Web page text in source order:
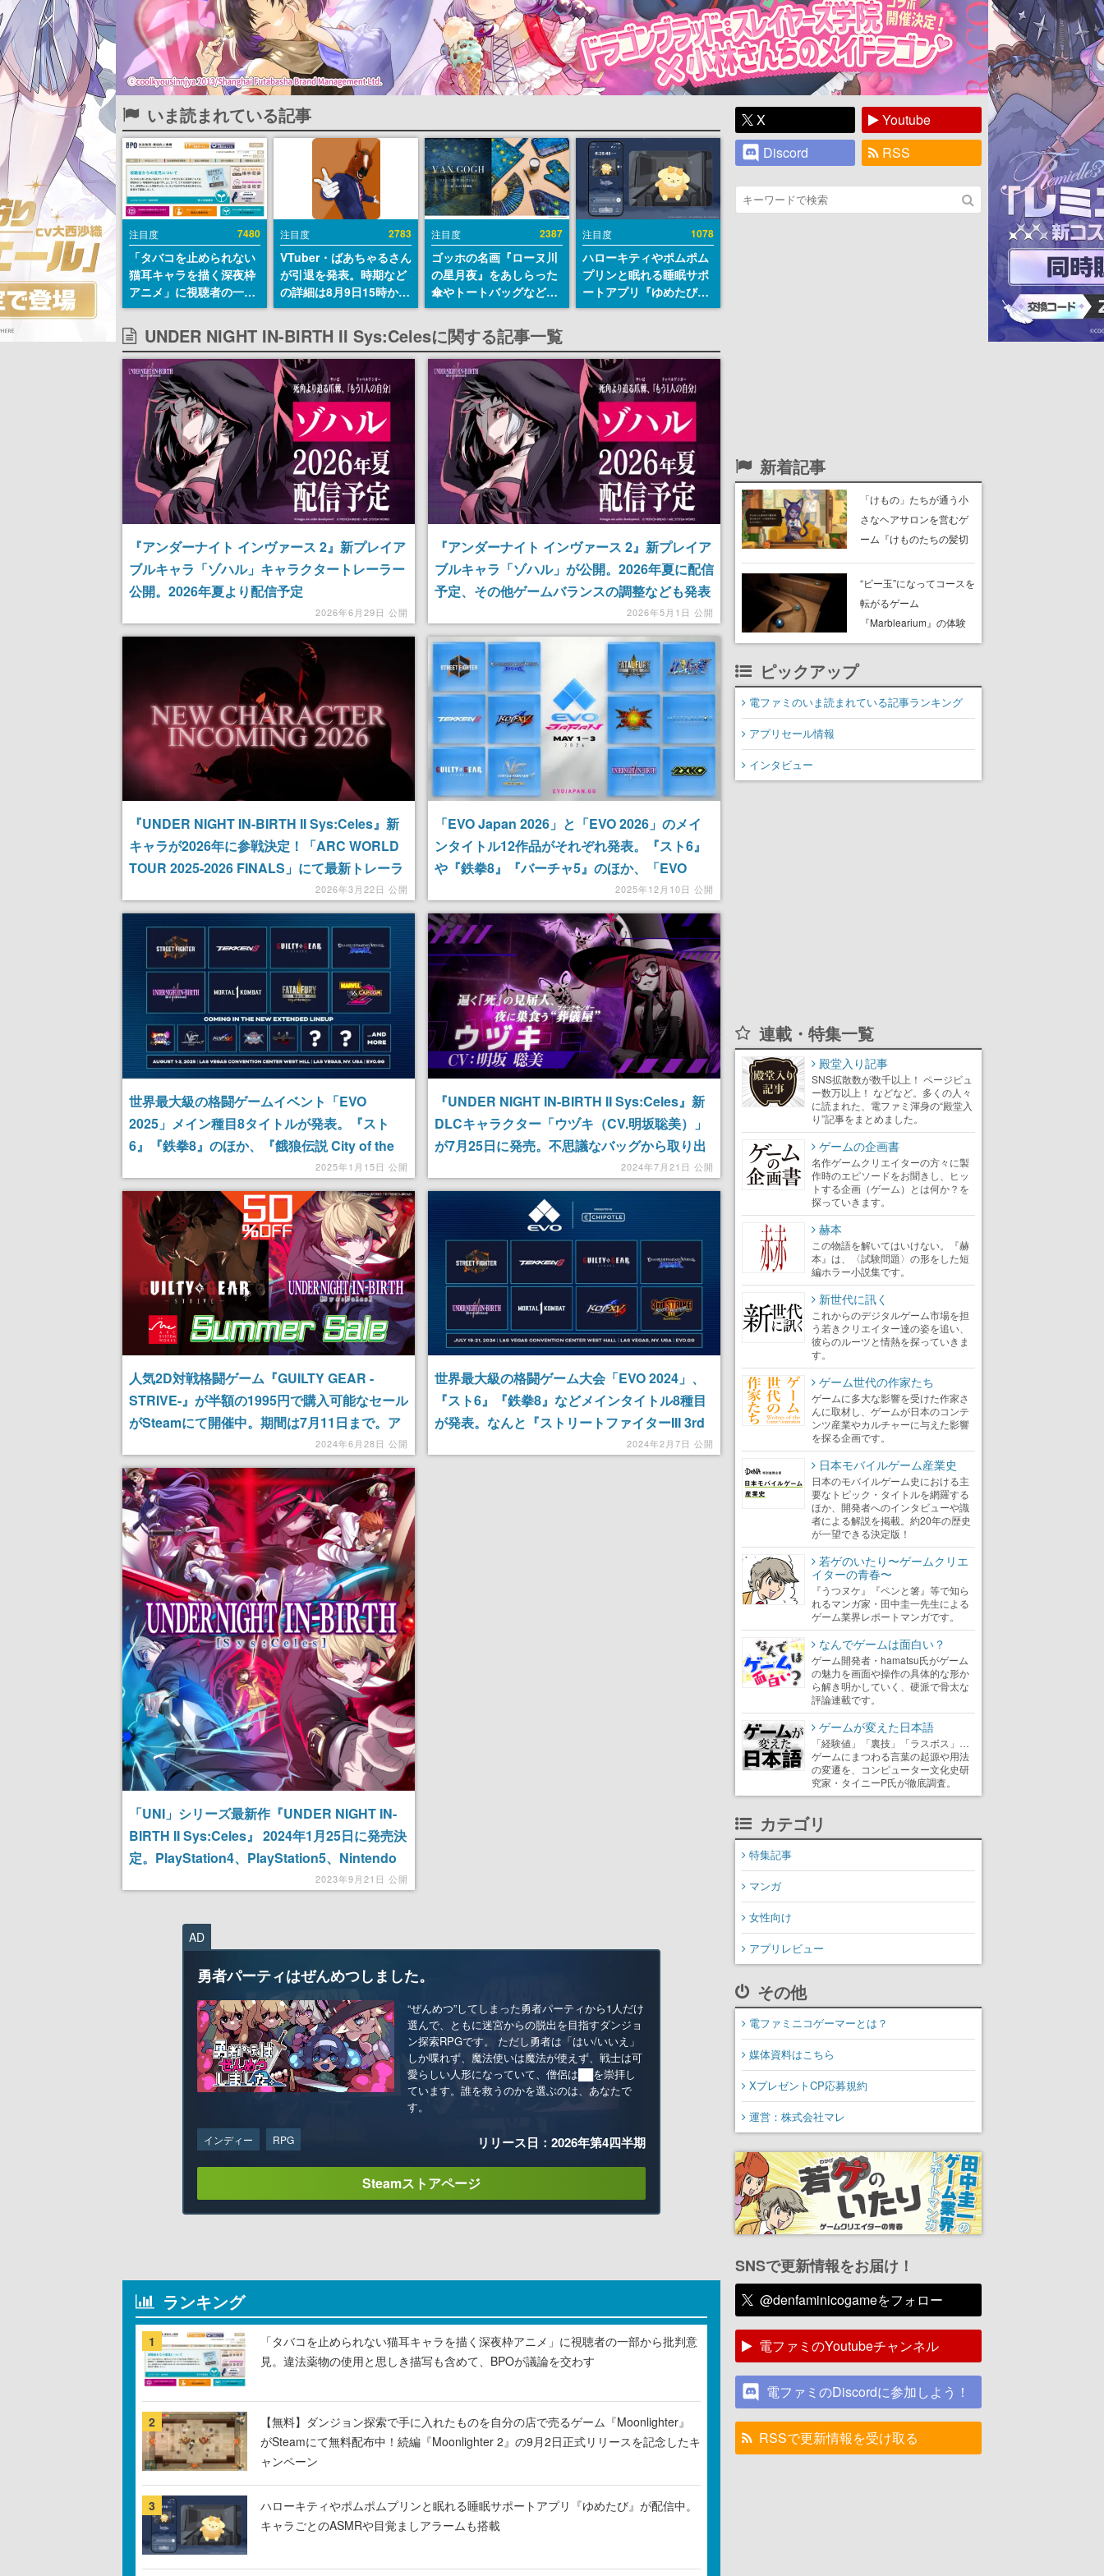
いま読まれている記事
注目度 7480
「タバコを止められない
猫耳キャラを描く深夜枠
アニメ」に視聴者の一部
から批判意見。違法薬物
の使用と思しき描写も含
めて、BPOが議論を交わ
す
注目度 2783
VTuber・ばあちゃるさん
が引退を発表。時期など
の詳細は8月9日15時から
の配信で説明
注目度 2387
ゴッホの名画『ローヌ川
の星月夜』をあしらった
傘やトートバッグなどが
登場。8月7日21時より2
日間限定で予約販売
注目度 1078
ハローキティやポムポム
プリンと眠れる睡眠サポ
ートアプリ『ゆめたび』
が配信中。キャラごとの
UNDER NIGHT IN-BIRTH II Sys:Celesに関する記事一覧
『アンダーナイト インヴァース 2』新プレイア
ブルキャラ「ゾハル」キャラクタートレーラー
公開。2026年夏より配信予定
2026年6月29日 公開
『アンダーナイト インヴァース 2』新プレイア
ブルキャラ「ゾハル」が公開。2026年夏に配信
予定、その他ゲームバランスの調整なども発表
2026年5月1日 公開
『UNDER NIGHT IN-BIRTH II Sys:Celes』新
キャラが2026年に参戦決定！「ARC WORLD
TOUR 2025-2026 FINALS」にて最新トレーラ
2026年3月22日 公開
「EVO Japan 2026」と「EVO 2026」のメイ
ンタイトル12作品がそれぞれ発表。『スト6』
や『鉄拳8』『バーチャ5』のほか、「EVO
Japan」では『北斗の拳』や『ヴァンパイアセ
イバー』が採用。エントリー受付も開始
2025年12月10日 公開
世界最大級の格闘ゲームイベント「EVO
2025」メイン種目8タイトルが発表。『スト
6』『鉄拳8』のほか、『餓狼伝説 City of the
Wolves』が初の採用タイトルに2025年1月15日 公開
『UNDER NIGHT IN-BIRTH II Sys:Celes』新
DLCキャラクター「ウヅキ（CV.明坂聡美）」
が7月25日に発売。不思議なバッグから取り出
したアイテムで予測不能な連携を組み立てよう
2024年7月21日 公開
人気2D対戦格闘ゲーム『GUILTY GEAR -
STRIVE-』が半額の1995円で購入可能なセール
がSteamにて開催中。期間は7月11日まで。ア
ークシステムワークスの作品がずらりと並ぶ
2024年6月28日 公開
世界最大級の格闘ゲーム大会「EVO 2024」、
『スト6』『鉄拳8』などメインタイトル8種目
が発表。なんと『ストリートファイターIII 3rd
STRIKE』も「EVO Japan」に続き選出2024年2月7日 公開
「UNI」シリーズ最新作『UNDER NIGHT IN-
BIRTH II Sys:Celes』 2024年1月25日に発売決
定。PlayStation4、PlayStation5、Nintendo
Switchのパッケージ版が予約開始2023年9月21日 公開
AD
勇者パーティはぜんめつしました。
“ぜんめつ”してしまった勇者パーティから1人だけ
選んで、ともに迷宮からの脱出を目指すダンジョ
ン探索RPGです。 ただし勇者は「はい/いいえ」
しか喋れず、魔法使いは魔法が使えず、戦士は可
愛らしい人形になっていて、僧侶は██を崇拝し
ています。誰を救うのかを選ぶのは、あなたで
す。
インディー RPG リリース日：2026年第4四半期
Steamストアページ
ランキング
1
「タバコを止められない猫耳キャラを描く深夜枠アニメ」に視聴者の一部から批判意
見。違法薬物の使用と思しき描写も含めて、BPOが議論を交わす
2
【無料】ダンジョン探索で手に入れたものを自分の店で売るゲーム『Moonlighter』
がSteamにて無料配布中！続編『Moonlighter 2』の9月2日正式リリースを記念したキ
ャンペーン
3
ハローキティやポムポムプリンと眠れる睡眠サポートアプリ『ゆめたび』が配信中。
キャラごとのASMRや目覚ましアラームも搭載
X
Youtube
Discord
RSS
新着記事
「けもの」たちが通う小
さなヘアサロンを営むゲ
ーム『けものたちの髪切
始。悩みを持ったお客様
と会話を交わし“本当に望
んでる髪型”を見つけ出す
“ビー玉”になってコースを
転がるゲーム
『Marblearium』の体験
版がSteamで本日8月7日
ピックアップ
電ファミのいま読まれている記事ランキング
アプリセール情報
インタビュー
連載・特集一覧
殿堂入り記事
SNS拡散数が数千以上！ ページビュ
ー数万以上！ などなど。多くの人々
に読まれた、電ファミ渾身の“殿堂入
り”記事をまとめました。
ゲームの企画書
名作ゲームクリエイターの方々に製
作時のエピソードをお聞きし、ヒッ
トする企画（ゲーム）とは何か？を
探っていきます。
赫本
この物語を解いてはいけない。『赫
本』は、〈試験問題〉の形をした短
編ホラー小説集です。
新世代に訊く
これからのデジタルゲーム市場を担
う若きクリエイター達の姿を追い、
彼らのルーツと情熱を探っていきま
す。
ゲーム世代の作家たち
ゲームに多大な影響を受けた作家さ
んに取材し、ゲームが日本のコンテ
ンツ産業やカルチャーに与えた影響
を探る企画です。
日本モバイルゲーム産業史
日本のモバイルゲーム史における主
要なトピック・タイトルを網羅する
ほか、開発者へのインタビューや識
者による解説を掲載。約20年の歴史
が一望できる決定版！
若ゲのいたり〜ゲームクリエ
イターの青春〜
『うつヌケ』『ペンと箸』等で知ら
れるマンガ家・田中圭一先生による
ゲーム業界レポートマンガです。
なんでゲームは面白い？
ゲーム開発者・hamatsu氏がゲーム
の魅力を画面や操作の具体的な形か
ら解き明かしていく、硬派で骨太な
評論連載です。
ゲームが変えた日本語
「経験値」「裏技」「ラスボス」…
ゲームにまつわる言葉の起源や用法
の変遷を、コンピューター文化史研
究家・タイニーP氏が徹底調査。
カテゴリ
特集記事
マンガ
女性向け
アプリレビュー
その他
電ファミニコゲーマーとは？
媒体資料はこちら
XプレゼントCP応募規約
運営：株式会社マレ
SNSで更新情報をお届け！
@denfaminicogameをフォロー
電ファミのYoutubeチャンネル
電ファミのDiscordに参加しよう！
RSSで更新情報を受け取る